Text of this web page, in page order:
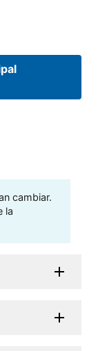
cambiar.
la